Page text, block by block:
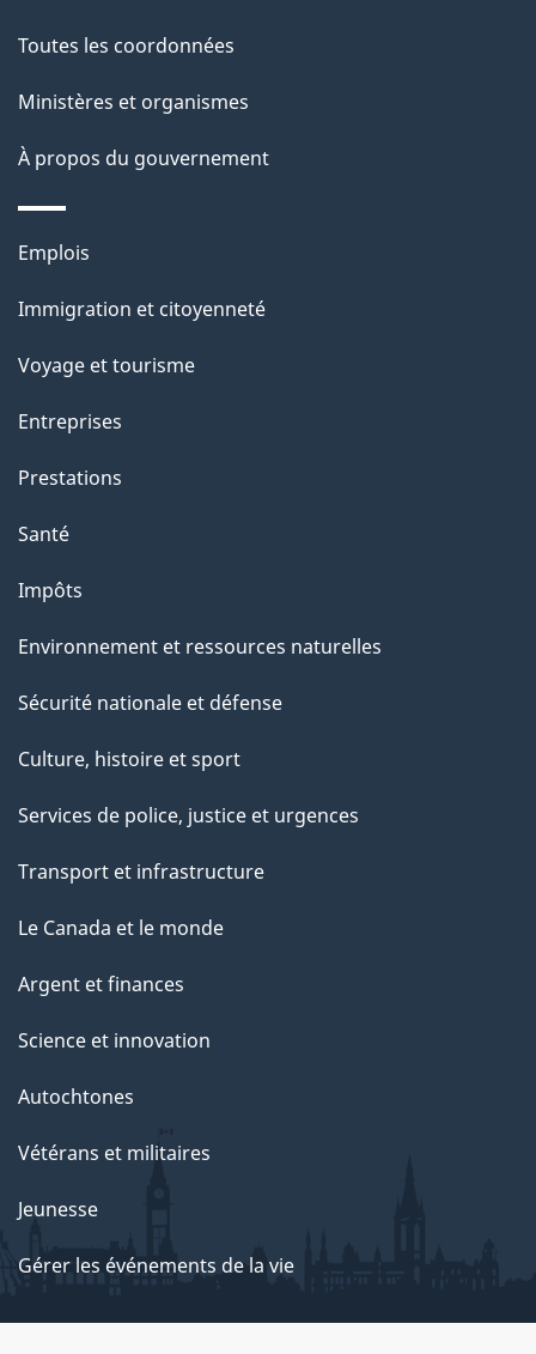
e
p
a
Toutes les coordonnées
Ministères et organismes
À propos du gouvernement
Thèmes
sujets
Emplois
Immigration et citoyenneté
Voyage et tourisme
Entreprises
Prestations
Santé
Impôts
Environnement et ressources naturelles
Sécurité nationale et défense
Culture, histoire et sport
Services de police, justice et urgences
Transport et infrastructure
Le Canada et le monde
Argent et finances
Science et innovation
Autochtones
Vétérans et militaires
Jeunesse
Gérer les événements de la vie